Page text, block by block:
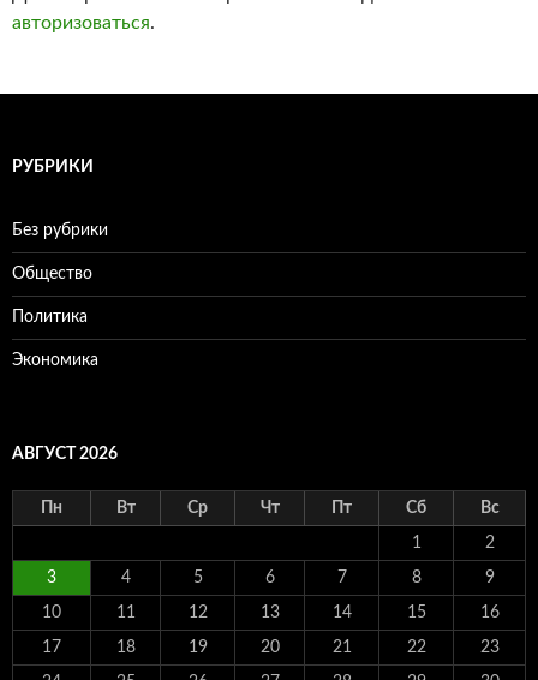
авторизоваться.
РУБРИКИ
Без рубрики
Общество
Политика
Экономика
АВГУСТ 2026
Пн Вт Ср Чт Пт Сб Вс
1 2
3 4 5 6 7 8 9
10 11 12 13 14 15 16
17 18 19 20 21 22 23